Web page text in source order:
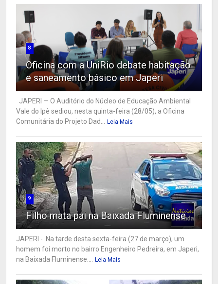
8
Oficina com a UniRio debate habitação
e saneamento básico em Japeri
JAPERI — O Auditório do Núcleo de Educação Ambiental
Vale do Ipê sediou, nesta quinta-feira (28/05), a Oficina
Comunitária do Projeto Dad...
Leia Mais
9
Filho mata pai na Baixada Fluminense
JAPERI - Na tarde desta sexta-feira (27 de março), um
homem foi morto no bairro Engenheiro Pedreira, em Japeri,
na Baixada Fluminense....
Leia Mais